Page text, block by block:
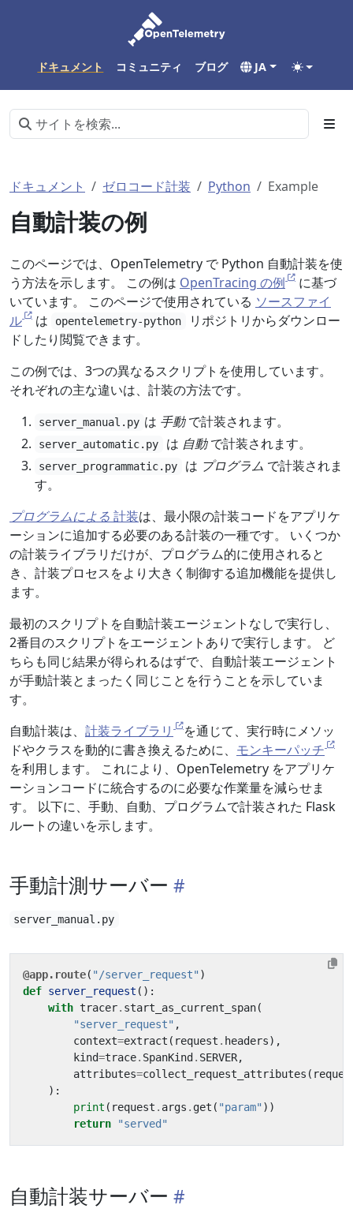
ドキュメント コミュニティ ブログ JA
ドキュメント ゼロコード計装 Python Example
自動計装の例
このページでは、OpenTelemetry で Python 自動計装を使
う方法を示します。 この例は OpenTracing の例
に基づ
いています。 このページで使用されている ソースファイ
ル
は opentelemetry-python
リポジトリからダウンロー
ドしたり閲覧できます。
この例では、3つの異なるスクリプトを使用しています。
それぞれの主な違いは、計装の方法です。
server_manual.py は 手動で計装されます。
server_automatic.py は 自動で計装されます。
server_programmatic.py は プログラム で計装されま
す。
プログラムによる 計装は、最小限の計装コードをアプリケ
ーションに追加する必要のある計装の一種です。 いくつか
の計装ライブラリだけが、プログラム的に使用されると
き、計装プロセスをより大きく制御する追加機能を提供し
ます。
最初のスクリプトを自動計装エージェントなしで実行し、
2番目のスクリプトをエージェントありで実行します。 ど
ちらも同じ結果が得られるはずで、自動計装エージェント
が手動計装とまったく同じことを行うことを示していま
す。
自動計装は、 計装ライブラリ
を通じて、実行時にメソッ
ドやクラスを動的に書き換えるために、 モンキーパッチ
を利用します。 これにより、OpenTelemetry をアプリケ
ーションコードに統合するのに必要な作業量を減らせま
す。 以下に、手動、自動、プログラムで計装された Flask
ルートの違いを示します。
手動計測サーバー
server_manual.py
@app.route( "/server_request" )
def server_request ():
with tracer. start_as_current_span(
"server_request" ,
context=extract ( request . headers),
kind=trace. SpanKind . SERVER,
attributes=collect_request_attributes (
):
print ( request . args . get ( "param" ))
return
"served"
自動計装サーバー